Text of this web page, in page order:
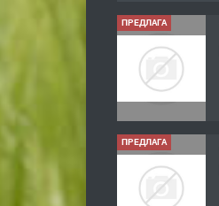
ПРЕДЛАГА
ПРЕДЛАГА